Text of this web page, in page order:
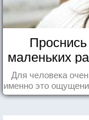
маленьких
Для человека
именно это